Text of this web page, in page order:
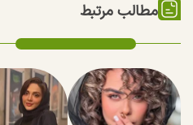
مطالب مرتبط